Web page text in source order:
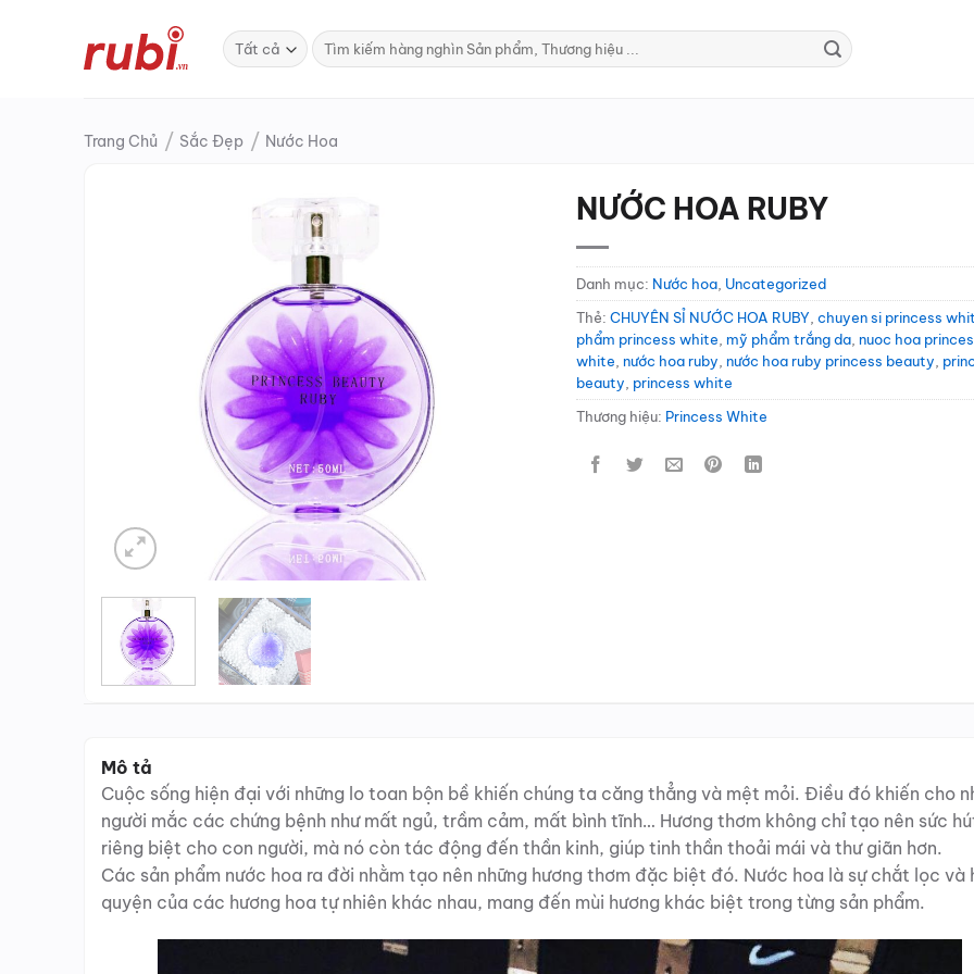
Tìm
kiếm:
Trang Chủ / Sắc Đẹp / Nước Hoa
NƯỚC HOA RUBY
Danh mục: Nước hoa Uncategorized
Thẻ:CHUYÊN SỈ NƯỚC HOA RUBY ,chuyen si princess
phẩm princess white ,mỹ phẩm trắng da ,nuoc hoa
white ,nước hoa ruby ,nước hoa ruby princess beauty
beauty princess white
Thương hiệu: Princess White
Mô tả
Cuộc sống hiện đại với những lo toan bộn bề khiến chúng ta căng thẳng và mệt mỏi. Điều đó khiến cho
người mắc các chứng bệnh như mất ngủ, trầm cảm, mất bình tĩnh… Hương thơm không chỉ tạo nên sức
riêng biệt cho con người, mà nó còn tác động đến thần kinh, giúp tinh thần thoải mái và thư giãn hơn.
Các sản phẩm nước hoa ra đời nhằm tạo nên những hương thơm đặc biệt đó. Nước hoa là sự chắt lọc và
quyện của các hương hoa tự nhiên khác nhau, mang đến mùi hương khác biệt trong từng sản phẩm.